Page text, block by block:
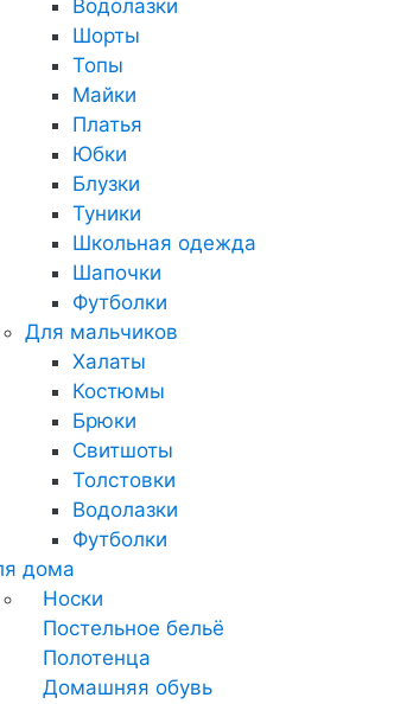
Водолазки
Шорты
Топы
Майки
Платья
Юбки
Блузки
Туники
Школьная одежда
Шапочки
Футболки
Для мальчиков
Халаты
Костюмы
Брюки
Свитшоты
Толстовки
Водолазки
Футболки
дома
Носки
Постельное бельё
Полотенца
Домашняя обувь